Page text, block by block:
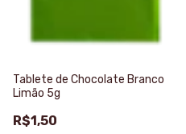
Tablete de Chocolate Branco
Limão 5g
R$1,50